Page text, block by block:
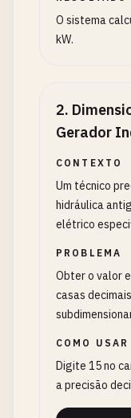
O sistema
kW.
2.
Gerador
CONTEXTO
Um técnico
hidráulica
elétrico
PROBLEMA
Obter o valor
casas
COMO USAR
Digite 15 no
a precisão